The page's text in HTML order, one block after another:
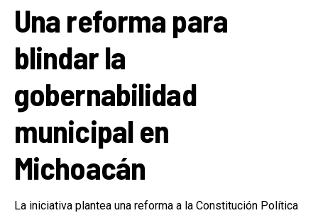
Una reforma para
blindar la
gobernabilidad
municipal en
Michoacán
La iniciativa plantea una reforma a la Constitución Política